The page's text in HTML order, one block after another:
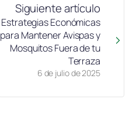
Siguiente artículo
6 de julio de 2025
Estrategias Económicas
para Mantener Avispas y
Mosquitos Fuera de tu
Terraza